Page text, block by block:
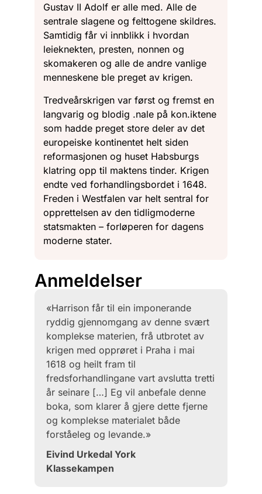
Gustav II Adolf er alle med. Alle de
sentrale slagene og felttogene skildres.
Samtidig får vi innblikk i hvordan
leieknekten, presten, nonnen og
skomakeren og alle de andre vanlige
menneskene ble preget av krigen.
Tredveårskrigen var først og fremst en
langvarig og blodig .nale på kon.iktene
som hadde preget store deler av det
europeiske kontinentet helt siden
reformasjonen og huset Habsburgs
klatring opp til maktens tinder. Krigen
endte ved forhandlingsbordet i 1648.
Freden i Westfalen var helt sentral for
opprettelsen av den tidligmoderne
statsmakten – forløperen for dagens
moderne stater.
Anmeldelser
«Harrison får til ein imponerande
ryddig gjennomgang av denne svært
komplekse materien, frå utbrotet av
krigen med opprøret i Praha i mai
1618 og heilt fram til
fredsforhandlingane vart avslutta tretti
år seinare […] Eg vil anbefale denne
boka, som klarer å gjere dette fjerne
og komplekse materialet både
forståeleg og levande.»
Eivind Urkedal York
Klassekampen